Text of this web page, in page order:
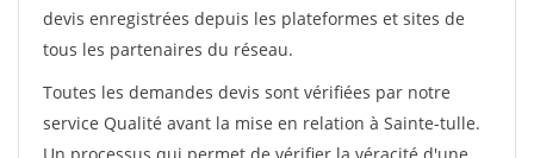
devis enregistrées depuis les plateformes et sites de
tous les partenaires du réseau.
Toutes les demandes devis sont vérifiées par notre
service Qualité avant la mise en relation à Sainte-tulle.